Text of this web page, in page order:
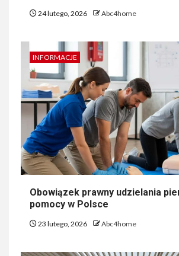
24 lutego, 2026 Abc4home
INFORMACJE
Obowiązek prawny udzielania
pomocy w Polsce
23 lutego, 2026 Abc4home